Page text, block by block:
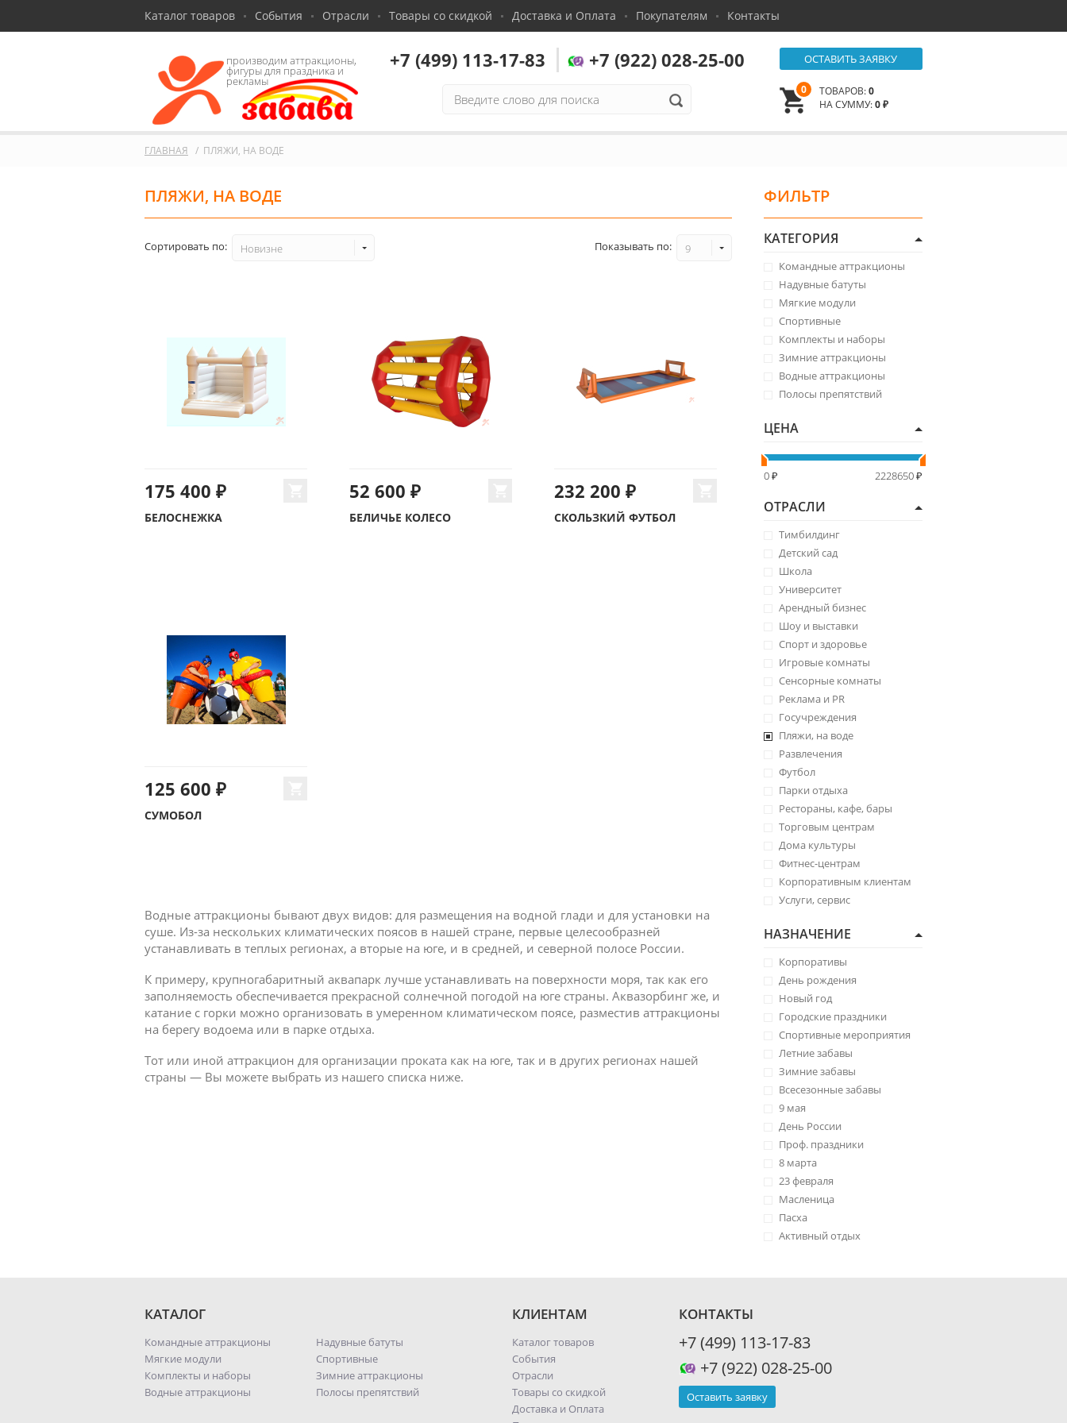
Каталог товаров События Отрасли Товары со скидкой Доставка и Оплата Покупателям Контакты
производим аттракционы,
фигуры для праздника и
рекламы
+7 (499) 113-17-83 +7 (922) 028-25-00 ОСТАВИТЬ ЗАЯВКУ
0 ТОВАРОВ:0
НА СУММУ:0 ₽
ГЛАВНАЯ ПЛЯЖИ, НА ВОДЕ
ПЛЯЖИ, НА ВОДЕ
Сортировать по: Новизне Показывать по: 9
175 400 ₽
БЕЛОСНЕЖКА
52 600 ₽
БЕЛИЧЬЕ КОЛЕСО
232 200 ₽
СКОЛЬЗКИЙ ФУТБОЛ
125 600 ₽
СУМОБОЛ
Водные аттракционы бывают двух видов: для размещения на водной глади и для установки на
суше. Из-за нескольких климатических поясов в нашей стране, первые целесообразней
устанавливать в теплых регионах, а вторые на юге, и в средней, и северной полосе России.
К примеру, крупногабаритный аквапарк лучше устанавливать на поверхности моря, так как его
заполняемость обеспечивается прекрасной солнечной погодой на юге страны. Аквазорбинг же, и
катание с горки можно организовать в умеренном климатическом поясе, разместив аттракционы
на берегу водоема или в парке отдыха.
Тот или иной аттракцион для организации проката как на юге, так и в других регионах нашей
страны — Вы можете выбрать из нашего списка ниже.
ФИЛЬТР
КАТЕГОРИЯ
Командные аттракционы
Надувные батуты
Мягкие модули
Спортивные
Комплекты и наборы
Зимние аттракционы
Водные аттракционы
Полосы препятствий
ЦЕНА
ОТРАСЛИ
Тимбилдинг
Детский сад
Школа
Университет
Арендный бизнес
Шоу и выставки
Спорт и здоровье
Игровые комнаты
Сенсорные комнаты
Реклама и PR
Госучреждения
Пляжи, на воде
Развлечения
Футбол
Парки отдыха
Рестораны, кафе, бары
Торговым центрам
Дома культуры
Фитнес-центрам
Корпоративным клиентам
Услуги, сервис
НАЗНАЧЕНИЕ
Корпоративы
День рождения
Новый год
Городские праздники
Спортивные мероприятия
Летние забавы
Зимние забавы
Всесезонные забавы
9 мая
День России
Проф. праздники
8 марта
23 февраля
Масленица
Пасха
Активный отдых
КАТАЛОГ
Командные аттракционы
Надувные батуты
Мягкие модули
Спортивные
Комплекты и наборы
Зимние аттракционы
Водные аттракционы
Полосы препятствий
КЛИЕНТАМ
Каталог товаров
События
Отрасли
Товары со скидкой
Доставка и Оплата
КОНТАКТЫ
+7 (499) 113-17-83
+7 (922) 028-25-00
Оставить заявку